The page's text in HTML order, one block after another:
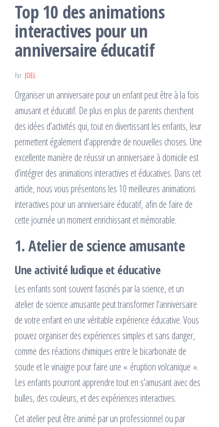
Top 10 des animations
interactives pour un
anniversaire éducatif
Par JOEL
Organiser un anniversaire pour un enfant peut être à la fois
amusant et éducatif. De plus en plus de parents cherchent
des idées d’activités qui, tout en divertissant les enfants, leur
permettent également d’apprendre de nouvelles choses. Une
excellente manière de réussir un anniversaire à domicile est
d’intégrer des animations interactives et éducatives. Dans cet
article, nous vous présentons les 10 meilleures animations
interactives pour un anniversaire éducatif, afin de faire de
cette journée un moment enrichissant et mémorable.
1. Atelier de science amusante
Une activité ludique et éducative
Les enfants sont souvent fascinés par la science, et un
atelier de science amusante peut transformer l’anniversaire
de votre enfant en une véritable expérience éducative. Vous
pouvez organiser des expériences simples et sans danger,
comme des réactions chimiques entre le bicarbonate de
soude et le vinaigre pour faire une « éruption volcanique ».
Les enfants pourront apprendre tout en s’amusant avec des
bulles, des couleurs, et des expériences interactives.
Cet atelier peut être animé par un professionnel ou par